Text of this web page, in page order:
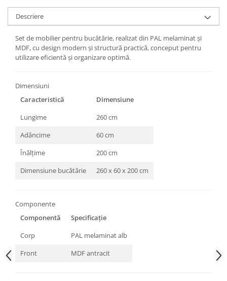
Descriere
Set de mobilier pentru bucătărie, realizat din PAL melaminat și
MDF, cu design modern și structură practică, conceput pentru
utilizare eficientă și organizare optimă.
Dimensiuni
Caracteristică
Dimensiune
Lungime
260 cm
Adâncime
60 cm
Înălțime
200 cm
Dimensiune bucătărie
260 x 60 x 200 cm
Componente
Componentă
Specificație
Corp
PAL melaminat alb
Front
MDF antracit